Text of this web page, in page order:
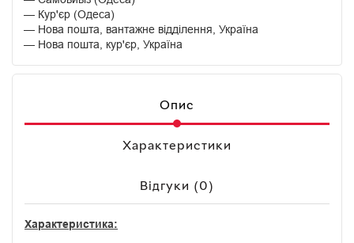
Кур'єр (Одеса)
Нова пошта, вантажне відділення, Україна
Нова пошта, кур'єр, Україна
Опис
Характеристики
Відгуки (0)
Характеристика: